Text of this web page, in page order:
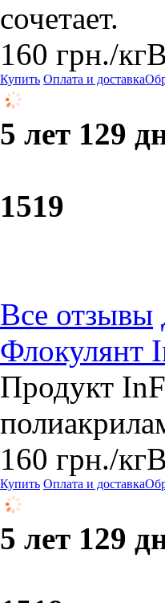
сочетает.
160 грн./кг
Купить Оплата и доставка
5 лет 129
1519
Все отзывы
Флокулянт
Продукт
160 грн./кг
Купить Оплата и доставка
5 лет 129